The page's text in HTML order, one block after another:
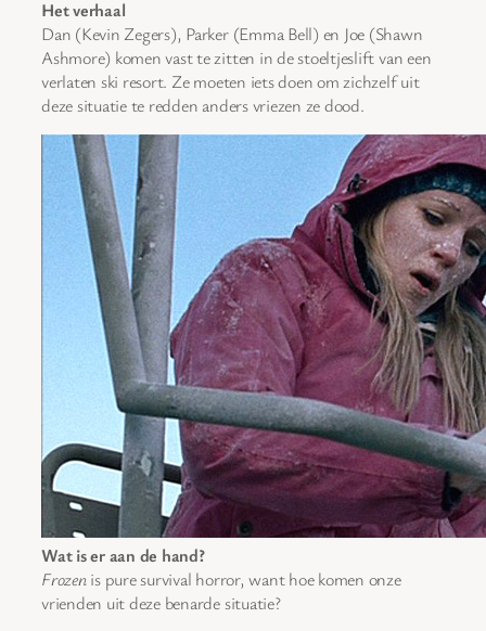
Het verhaal
Dan (Kevin Zegers), Parker (Emma Bell) en Joe (Shawn
Ashmore) komen vast te zitten in de stoeltjeslift van een
verlaten ski resort. Ze moeten iets doen om zichzelf uit
deze situatie te redden anders vriezen ze dood.
Wat is er aan de hand?
Frozenis pure survival horror, want hoe komen onze
vrienden uit deze benarde situatie?